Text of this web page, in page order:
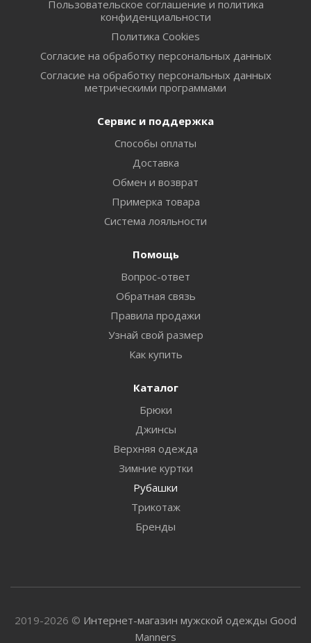
Пользовательское соглашение и политика
конфиденциальности
Политика Cookies
Согласие на обработку персональных данных
Согласие на обработку персональных данных
метрическими программами
Сервис и поддержка
Способы оплаты
Доставка
Обмен и возврат
Примерка товара
Система лояльности
Помощь
Вопрос-ответ
Обратная связь
Правила продажи
Узнай свой размер
Как купить
Каталог
Брюки
Джинсы
Верхняя одежда
Зимние куртки
Рубашки
Трикотаж
Бренды
2019-2026 © Интернет-магазин мужской одежды Good
Manners